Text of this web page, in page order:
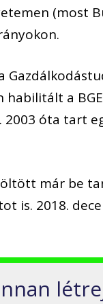
(most
a
óta tart
már be
is. 2018.